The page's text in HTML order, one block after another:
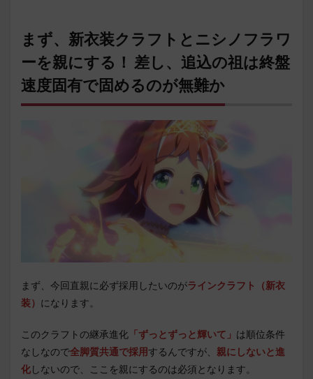
まず、新衣装クラフトとニシノフラワ
ーを親にする！ 差し、追込の祖は終盤
速度固有で固めるのが無難か
まず、今回直親に必ず採用したいのがラインクラフト（新衣
装） になります。
このクラフトの継承進化 「ずっとずっと輝いて」 は順位条件
なしなので全脚質共通で採用するんですが、 親にしないと進
化しないので、ここを親にするのは必須となります。